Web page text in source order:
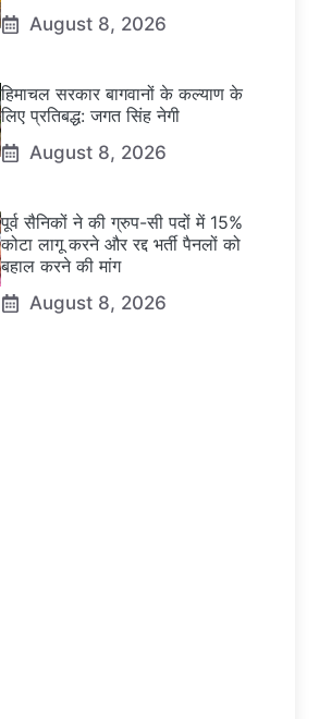
August 8, 2026
हिमाचल सरकार बागवानों के कल्याण के
लिए प्रतिबद्ध: जगत सिंह नेगी
August 8, 2026
पूर्व सैनिकों ने की ग्रुप-सी पदों में 15%
कोटा लागू करने और रद्द भर्ती पैनलों को
बहाल करने की मांग
August 8, 2026